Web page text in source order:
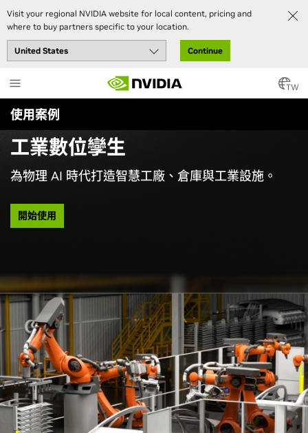
Visit your regional NVIDIA website for local content, pricing and
where to buy partners specific to your location.
Continue
to
main
content
TW
使用案例
工業數位孿生
為物理 AI 時代打造智慧工廠、倉庫與工業設施。
開始使用